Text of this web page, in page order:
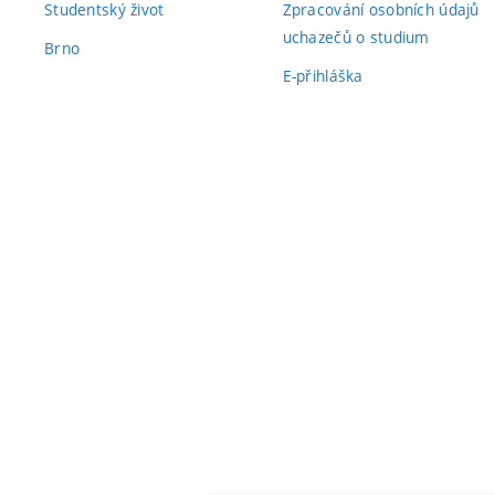
Studentský život
Brno
Zpracování osobních údajů
uchazečů o studium
E-přihláška